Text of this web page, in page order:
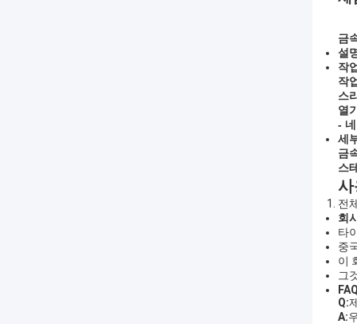
금
설
작
작
스
열
- 네
세
금
스
전
회
타
중
이
그
Q:
A: